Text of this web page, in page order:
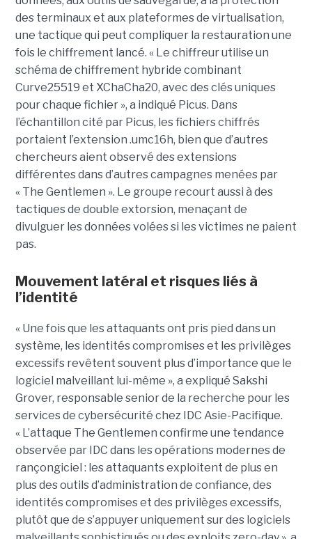
des terminaux et aux plateformes de virtualisation,
une tactique qui peut compliquer la restauration une
fois le chiffrement lancé. « Le chiffreur utilise un
schéma de chiffrement hybride combinant
Curve25519 et XChaCha20, avec des clés uniques
pour chaque fichier », a indiqué Picus. Dans
l’échantillon cité par Picus, les fichiers chiffrés
portaient l’extension .umc16h, bien que d’autres
chercheurs aient observé des extensions
différentes dans d’autres campagnes menées par
« The Gentlemen ». Le groupe recourt aussi à des
tactiques de double extorsion, menaçant de
divulguer les données volées si les victimes ne paient
pas.
Mouvement latéral et risques liés à
l’identité
« Une fois que les attaquants ont pris pied dans un
système, les identités compromises et les privilèges
excessifs revêtent souvent plus d’importance que le
logiciel malveillant lui-même », a expliqué Sakshi
Grover, responsable senior de la recherche pour les
services de cybersécurité chez IDC Asie-Pacifique.
« L’attaque The Gentlemen confirme une tendance
observée par IDC dans les opérations modernes de
rançongiciel : les attaquants exploitent de plus en
plus des outils d’administration de confiance, des
identités compromises et des privilèges excessifs,
plutôt que de s’appuyer uniquement sur des logiciels